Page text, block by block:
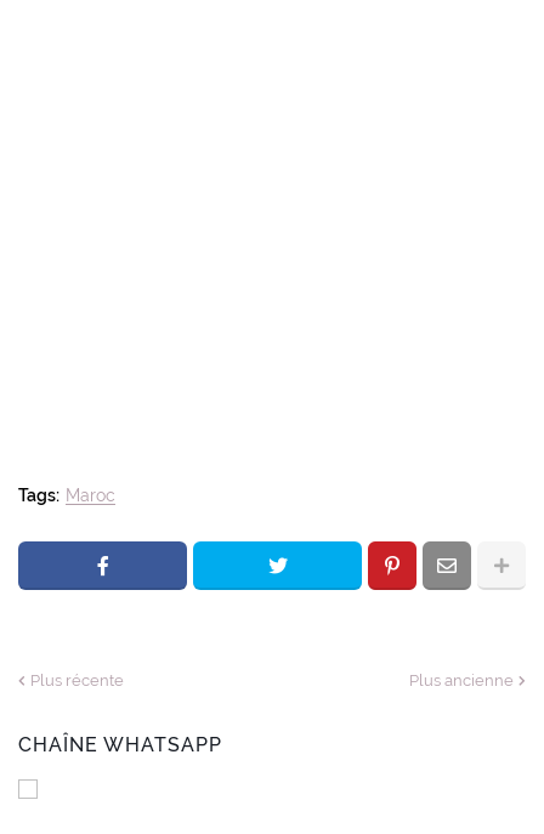
Tags: Maroc
Plus récente Plus ancienne
CHAÎNE WHATSAPP